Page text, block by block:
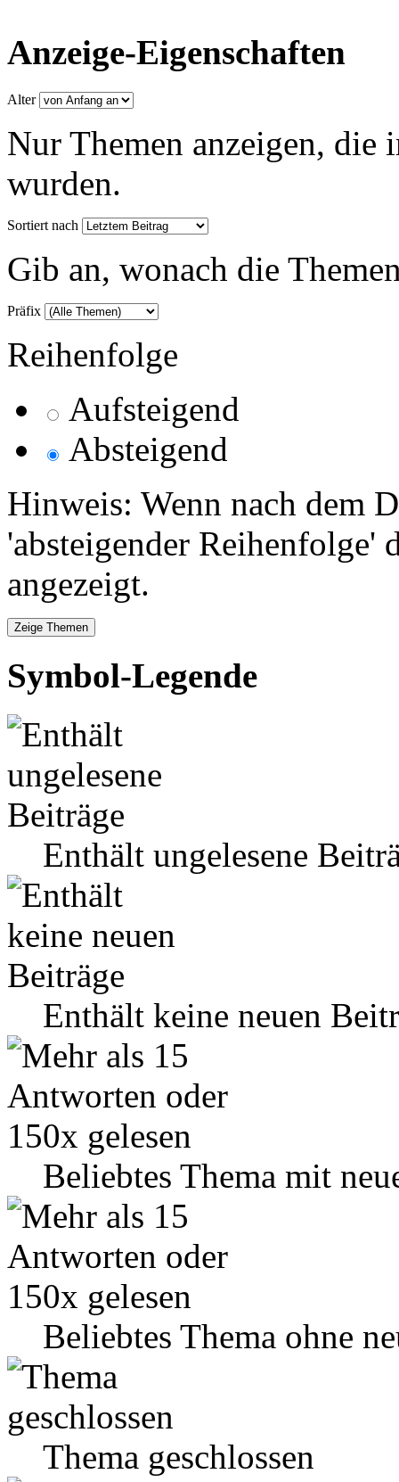
Anzeige-Eigenschaften
Alter
Nur Themen anzeigen, die
wurden.
Sortiert nach
Gib an, wonach die
Präfix
Reihenfolge
Aufsteigend
Absteigend
Hinweis: Wenn nach dem
'absteigender Reihenfolge'
angezeigt.
Symbol-Legende
Enthält ungelesene
Enthält keine neuen
Beliebtes Thema mit
Beliebtes Thema ohne
Thema geschlossen